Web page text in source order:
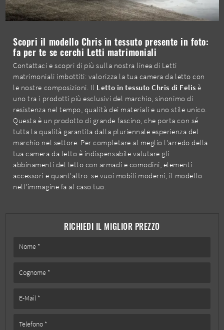
RICHIEDI IL MIGLIOR PREZZO
Scopri il modello Chris in tessuto presente in foto:
fa per te se cerchi Letti matrimoniali
Contattaci e scopri di più sulla nostra linea di Letti
matrimoniali imbottiti: valorizza la tua camera da letto con
le nostre composizioni. Il Letto in tessuto Chris di Felis è
uno tra i prodotti più esclusivi del marchio, sinonimo di
resistenza nel tempo, qualità dei materiali e uno stile unico.
Questa è un prodotto di grande fascino, che porta con sé
tutta la qualità garantita dalla pluriennale esperienza del
marchio nel settore. Per completare al meglio l'arredo della
tua camera da letto è indispensabile valutare gli
abbinamenti del letto con armadi e comodini, elementi
accessori e quant'altro: se vuoi mobili moderni, il modello
nell'immagine fa al caso tuo.